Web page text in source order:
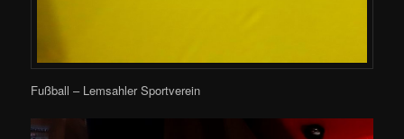
Fußball – Lemsahler Sportverein